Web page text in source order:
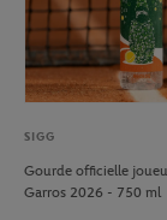
SIGG
Gourde officielle
Garros 2026 - 750 ml